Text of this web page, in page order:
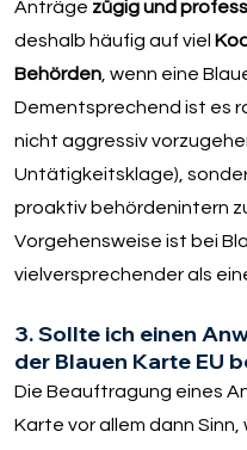
Anträge zügig und
deshalb häufig auf viel
Behörden, wenn eine
Dementsprechend ist es
nicht aggressiv
Untätigkeitsklage),
proaktiv behördenintern
Vorgehensweise ist bei
vielversprechender als
3. Sollte ich einen
der Blauen Karte EU
Die Beauftragung eines
Karte vor allem dann